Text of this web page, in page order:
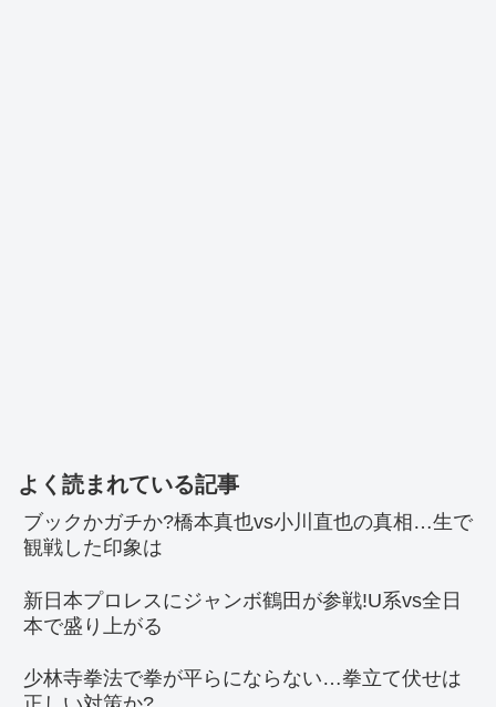
よく読まれている記事
ブックかガチか?橋本真也vs小川直也の真相…生で
観戦した印象は
新日本プロレスにジャンボ鶴田が参戦!U系vs全日
本で盛り上がる
少林寺拳法で拳が平らにならない…拳立て伏せは